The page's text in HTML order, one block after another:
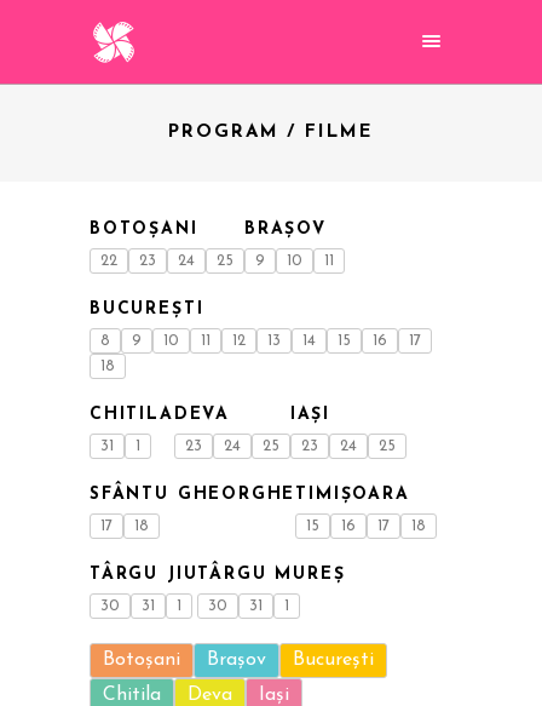
PROGRAM / FILME
BOTOȘANI
22 23 24 25
BRAȘOV
9 10 11
BUCUREȘTI
8 9 10 11 12 13 14 15 16
17
18
CHITILA
31 1
DEVA
23 24 25
IAȘI
23 24 25
SFÂNTU GHEORGHE
17 18
TIMIȘOARA
15 16 17 18
TÂRGU JIU
30 31 1
TÂRGU MUREȘ
30 31 1
Botoșani Brașov
București
Chitila
Deva
Iași